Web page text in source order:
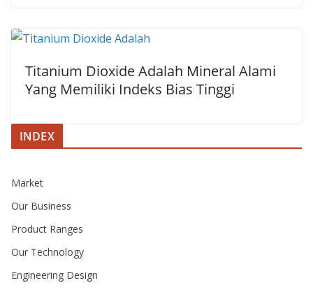
Titanium Dioxide Adalah Mineral Alami
Yang Memiliki Indeks Bias Tinggi
INDEX
Market
Our Business
Product Ranges
Our Technology
Engineering Design